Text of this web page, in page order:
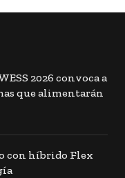
2026 convoca a
que alimentarán
con híbrido Flex